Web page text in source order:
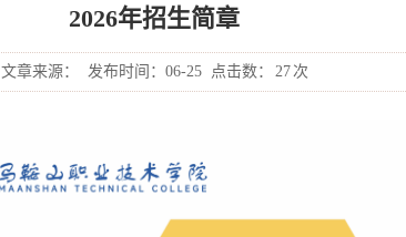
2026年招生简章
文章来源： 发布时间：06-25 点击数： 27次